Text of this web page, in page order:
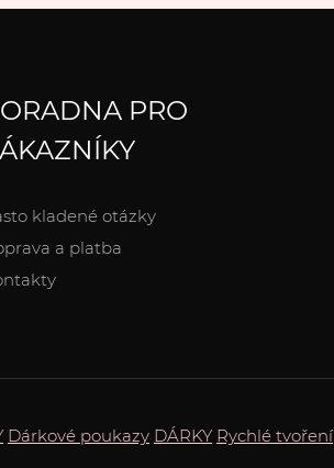
PRO
kladené otázky
a platba
Dárkové poukazy DÁRKY Rychlé tvoření